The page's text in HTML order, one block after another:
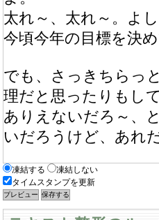
凍結する
凍結しない
タイムスタンプを更新